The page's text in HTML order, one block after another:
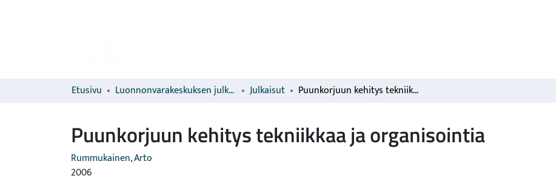
Etusivu Luonnonvarakeskuksen julkaisut Julkaisut Puunkorjuun kehitys tekniikkaa ja organisointia
Puunkorjuun kehitys tekniikkaa ja organisointia
Rummukainen, Arto
2006